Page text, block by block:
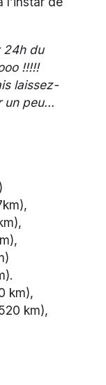
24h du
!!!!!
laissez-
un peu…
km),
km),